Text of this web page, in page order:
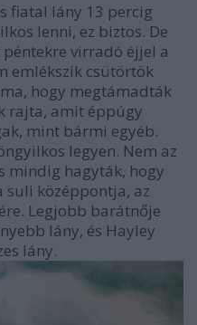
fiatal lány 13 percig
lenni, ez biztos. De
virradó éjjel a
emlékszik csütörtök
hogy megtámadták
rajta, amit éppúgy
mint bármi egyéb.
legyen. Nem az
mindig hagyták, hogy
suli középpontja, az
Legjobb barátnője
lány, és Hayley
lány.